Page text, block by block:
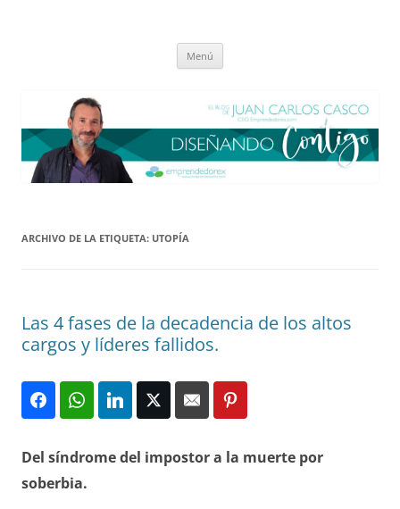
Menú
ARCHIVO DE LA ETIQUETA: UTOPÍA
Las 4 fases de la decadencia de los altos
cargos y líderes fallidos.
Del síndrome del impostor a la muerte por
soberbia.